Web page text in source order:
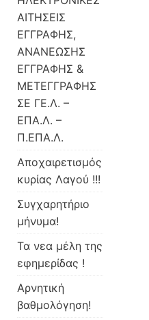
ΑΙΤΗΣΕΙΣ
ΕΓΓΡΑΦΗΣ,
ΑΝΑΝΕΩΣΗΣ
ΕΓΓΡΑΦΗΣ &
ΜΕΤΕΓΓΡΑΦΗΣ
ΣΕ ΓΕ.Λ. –
ΕΠΑ.Λ. –
Π.ΕΠΑ.Λ.
Αποχαιρετισμός
κυρίας Λαγού !!!
Συγχαρητήριο
μήνυμα!
Τα νεα μέλη της
εφημερίδας !
Αρνητική
βαθμολόγηση!